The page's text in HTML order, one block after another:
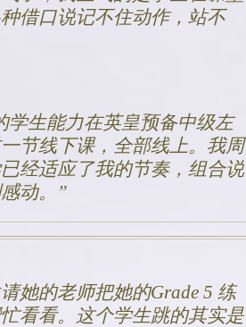
借口说记不住动作，站不
学生能力在英皇预备中级左
节线下课，全部线上。我周
经适应了我的节奏，组合说
动。
她的老师把她的Grade 5 练
看看。这个学生跳的其实是